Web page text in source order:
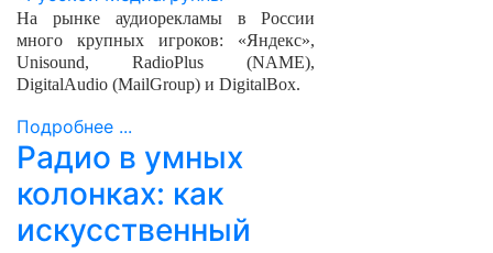
На рынке аудиорекламы в России
много крупных игроков: «Яндекс»,
Unisound, RadioPlus (NAME),
DigitalAudio (MailGroup) и DigitalBox.
Подробнее ...
Радио в умных
колонках: как
искусственный